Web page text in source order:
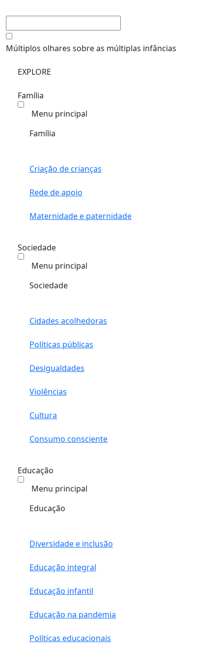
Múltiplos olhares sobre as múltiplas infâncias
EXPLORE
Família
Menu principal
Família
Criação de crianças
Rede de apoio
Maternidade e paternidade
Sociedade
Menu principal
Sociedade
Cidades acolhedoras
Políticas públicas
Desigualdades
Violências
Cultura
Consumo consciente
Educação
Menu principal
Educação
Diversidade e inclusão
Educação integral
Educação infantil
Educação na pandemia
Políticas educacionais